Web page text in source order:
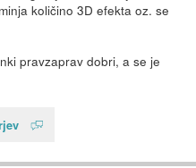
količino 3D efekta oz. se
pravzaprav dobri, a se je